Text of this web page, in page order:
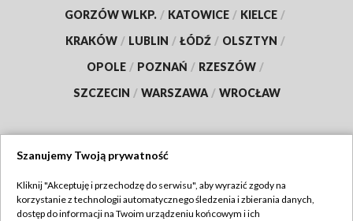
GORZÓW WLKP. / KATOWICE / KIELCE /
KRAKÓW / LUBLIN / ŁÓDŹ / OLSZTYN /
OPOLE / POZNAŃ / RZESZÓW /
SZCZECIN / WARSZAWA / WROCŁAW
TVP
Szanujemy Twoją prywatność
Kliknij "Akceptuję i przechodzę do serwisu", aby wyrazić zgody na
korzystanie z technologii automatycznego śledzenia i zbierania danych,
dostęp do informacji na Twoim urządzeniu końcowym i ich